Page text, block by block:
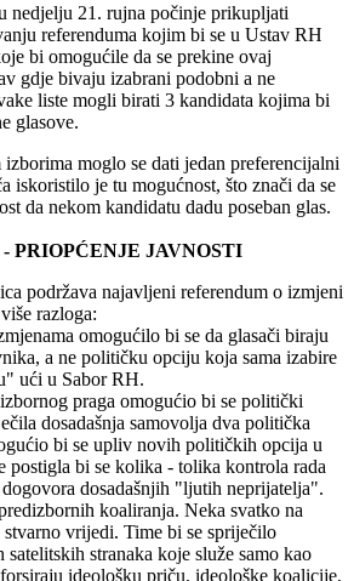
nedjelju 21. rujna počinje prikupljati
referenduma kojim bi se u Ustav RH
bi omogućile da se prekine ovaj
gdje bivaju izabrani podobni a ne
liste mogli birati 3 kandidata kojima bi
glasove.
moglo se dati jedan preferencijalni
iskoristilo je tu mogućnost, što znači da se
da nekom kandidatu dadu poseban glas.
PRIOPĆENJE JAVNOSTI
podržava najavljeni referendum o izmjeni
razloga:
omogućilo bi se da glasači biraju
a ne političku opciju koja sama izabire
ući u Sabor RH.
praga omogućio bi se politički
dosadašnja samovolja dva politička
bi se upliv novih političkih opcija u
postigla bi se kolika - tolika kontrola rada
dosadašnjih "ljutih neprijatelja".
koaliranja. Neka svatko na
vrijedi. Time bi se spriječilo
stranaka koje služe samo kao
ideološku priču, ideološke koalicije,